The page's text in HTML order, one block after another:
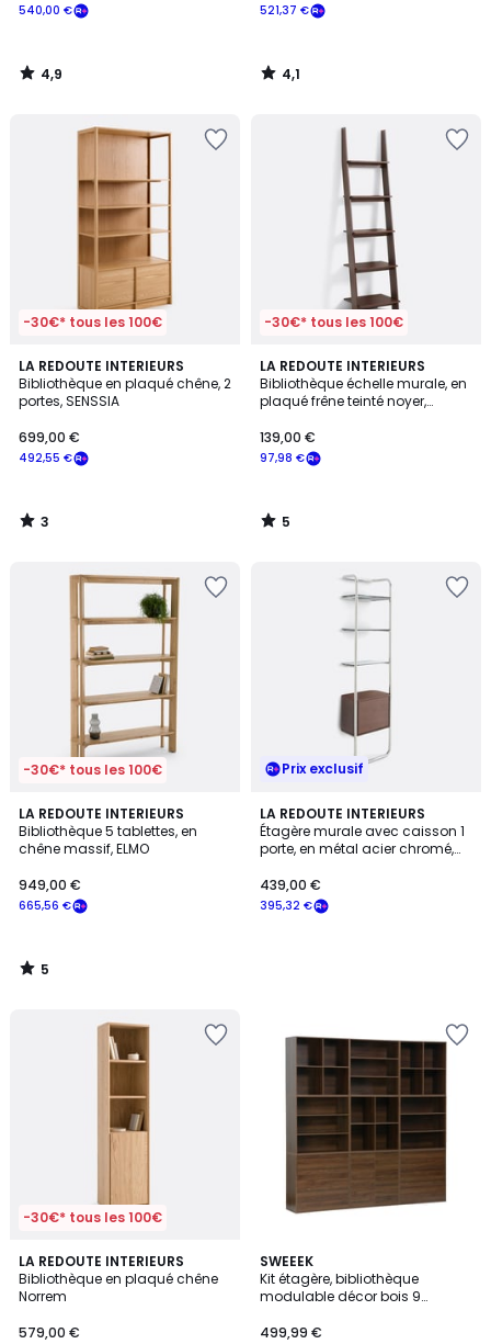
540,00 €
4,9
/
521,37 €
4,1
/
-30€* tous les 100€
LA REDOUTE INTERIEURS
Bibliothèque en plaqué chêne, 2
portes, SENSSIA
492,55 €
699,00 €
3
/
5
3
/
-30€* tous les 100€
LA REDOUTE INTERIEURS
Bibliothèque échelle murale, en
plaqué frêne teinté noyer,
97,98 €
139,00 €
5
/
5
5
/
-30€* tous les 100€
LA REDOUTE INTERIEURS
Bibliothèque 5 tablettes, en
chêne massif, ELMO
665,56 €
949,00 €
5
/
5
5
/
Prix exclusif
LA REDOUTE INTERIEURS
Étagère murale avec caisson 1
porte, en métal acier chromé,
395,32 €
439,00 €
-30€* tous les 100€
LA REDOUTE INTERIEURS
Bibliothèque en plaqué chêne
Norrem
579,00 €
5
/
5
SWEEEK
Kit étagère, bibliothèque
modulable décor bois 9
499,99 €
2
Couleurs